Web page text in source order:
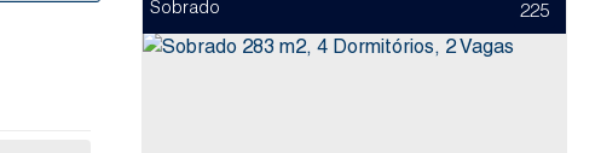
225
Sobrado